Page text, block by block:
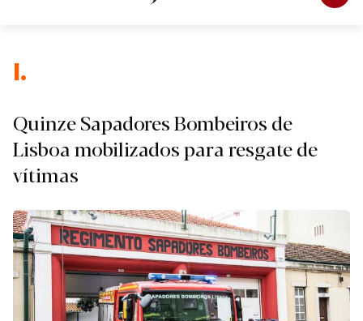
I.
Quinze Sapadores Bombeiros de
Lisboa mobilizados para resgate de
vítimas